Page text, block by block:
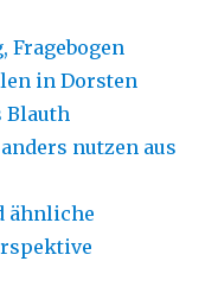
in Dorsten
Blauth
nutzen aus
ähnliche